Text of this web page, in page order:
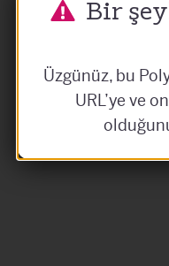
Bir
Üzgünüz, bu
URL’ye ve